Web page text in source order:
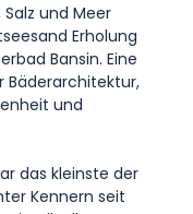
und Meer
Erholung
Bansin. Eine
Bäderarchitektur,
und
das kleinste der
Kennern seit